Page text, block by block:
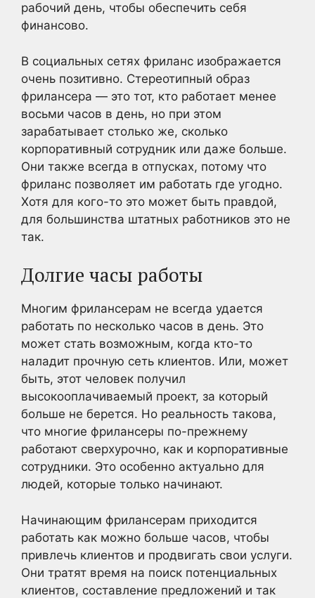
рабочий день, чтобы обеспечить себя
финансово.
В социальных сетях фриланс изображается
очень позитивно. Стереотипный образ
фрилансера — это тот, кто работает менее
восьми часов в день, но при этом
зарабатывает столько же, сколько
корпоративный сотрудник или даже больше.
Они также всегда в отпусках, потому что
фриланс позволяет им работать где угодно.
Хотя для кого-то это может быть правдой,
для большинства штатных работников это не
так.
Долгие часы работы
Многим фрилансерам не всегда удается
работать по несколько часов в день. Это
может стать возможным, когда кто-то
наладит прочную сеть клиентов. Или, может
быть, этот человек получил
высокооплачиваемый проект, за который
больше не берется. Но реальность такова,
что многие фрилансеры по-прежнему
работают сверхурочно, как и корпоративные
сотрудники. Это особенно актуально для
людей, которые только начинают.
Начинающим фрилансерам приходится
работать как можно больше часов, чтобы
привлечь клиентов и продвигать свои услуги.
Они тратят время на поиск потенциальных
клиентов, составление предложений и так